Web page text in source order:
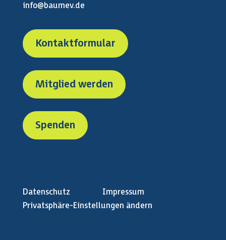
info@baumev.de
Kontaktformular
Mitglied werden
Spenden
Datenschutz
Impressum
Privatsphäre-Einstellungen ändern